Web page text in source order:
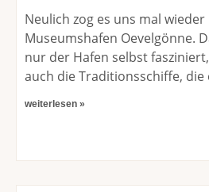
Neulich zog es uns mal wieder
Museumshafen Oevelgönne.
nur der Hafen selbst
auch die Traditionsschiffe, die
weiterlesen »